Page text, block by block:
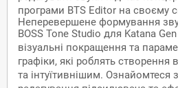
програми BTS Editor на своєму
Неперевершене формування
BOSS Tone Studio для Katana
візуальні покращення та
графіки, які роблять
та інтуїтивнішим. Ознайомтеся